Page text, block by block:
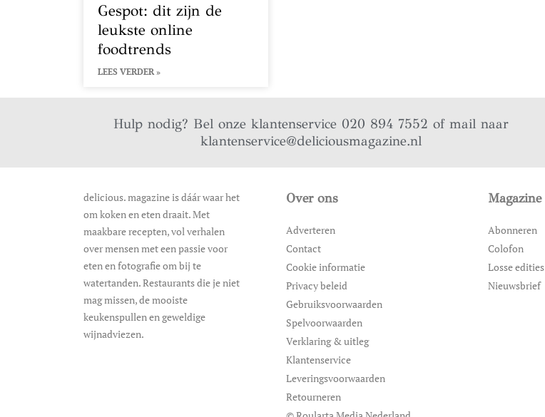
Gespot: dit zijn de
leukste online
foodtrends
LEES VERDER »
Hulp nodig? Bel onze klantenservice 020 894 7552 of mail naar
klantenservice@deliciousmagazine.nl
delicious. magazine is dáár waar het
om koken en eten draait. Met
maakbare recepten, vol verhalen
over mensen met een passie voor
eten en fotografie om bij te
watertanden. Restaurants die je niet
mag missen, de mooiste
keukenspullen en geweldige
wijnadviezen.
Over ons
Adverteren
Contact
Cookie informatie
Privacy beleid
Gebruiksvoorwaarden
Spelvoorwaarden
Verklaring & uitleg
Klantenservice
Leveringsvoorwaarden
Retourneren
Magazine
Abonneren
Colofon
Losse edities
Nieuwsbrief